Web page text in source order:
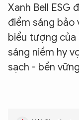
Xanh Bell ESG
điểm sáng
biểu tượng
sáng niềm hy
sạch - bền